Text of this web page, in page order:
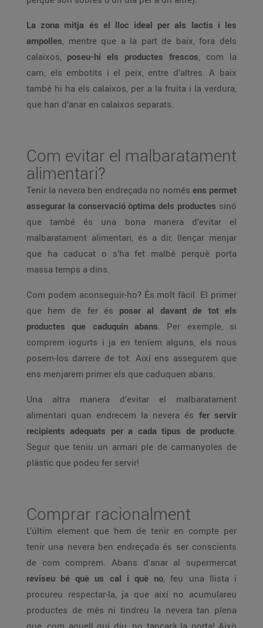
La zona mitja és el lloc ideal per als lactis i les
ampolles, mentre que a la part de baix, fora dels
calaixos, poseu-hi els productes frescos, com la
carn, els embotits i el peix, entre d’altres. A baix
també hi ha els calaixos, per a la fruita i la verdura,
que han d’anar en calaixos separats.
Com evitar el malbaratament
alimentari?
Tenir la nevera ben endreçada no només ens permet
assegurar la conservació òptima dels productes sinó
que també és una bona manera d’evitar el
malbaratament alimentari, és a dir, llençar menjar
que ha caducat o s’ha fet malbé perquè porta
massa temps a dins.
Com podem aconseguir-ho? És molt fàcil. El primer
que hem de fer és posar al davant de tot els
productes que caduquin abans. Per exemple, si
comprem iogurts i ja en teníem alguns, els nous
posem-los darrere de tot. Així ens assegurem que
ens menjarem primer els que caduquen abans.
Una altra manera d’evitar el malbaratament
alimentari quan endrecem la nevera és fer servir
recipients adequats per a cada tipus de producte.
Segur que teniu un armari ple de carmanyoles de
plàstic que podeu fer servir!
Comprar racionalment
L’últim element que hem de tenir en compte per
tenir una nevera ben endreçada és ser conscients
de com comprem. Abans d’anar al supermercat
reviseu bé què us cal i què no, feu una llista i
procureu respectar-la, ja que així no acumulareu
productes de més ni tindreu la nevera tan plena
que, com aquell qui diu, no tancarà la porta! Això